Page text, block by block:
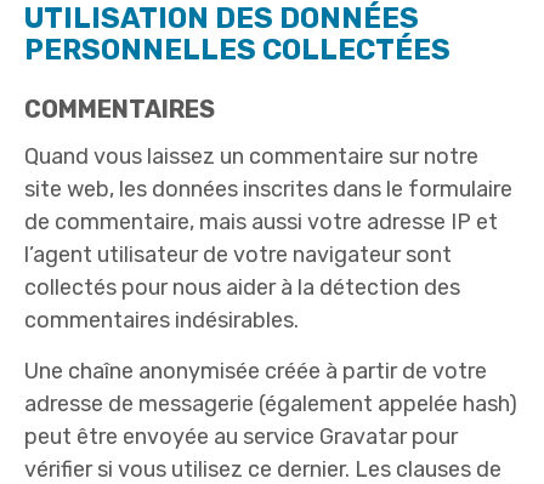
UTILISATION DES DONNÉES
PERSONNELLES COLLECTÉES
COMMENTAIRES
Quand vous laissez un commentaire sur notre
site web, les données inscrites dans le formulaire
de commentaire, mais aussi votre adresse IP et
l’agent utilisateur de votre navigateur sont
collectés pour nous aider à la détection des
commentaires indésirables.
Une chaîne anonymisée créée à partir de votre
adresse de messagerie (également appelée hash)
peut être envoyée au service Gravatar pour
vérifier si vous utilisez ce dernier. Les clauses de